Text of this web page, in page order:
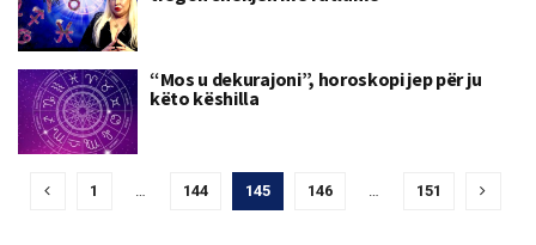
“Mos u dekurajoni”, horoskopi jep për ju
këto këshilla
1 … 144 145 146 … 151